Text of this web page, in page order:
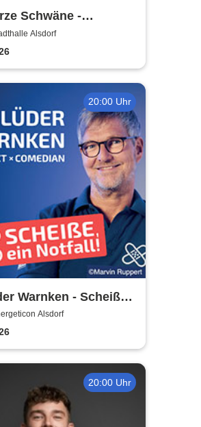
Schwäne -
Aachen
Alsdorf
20:00 Uhr
Warnken - Scheiße,
Alsdorf
20:00 Uhr